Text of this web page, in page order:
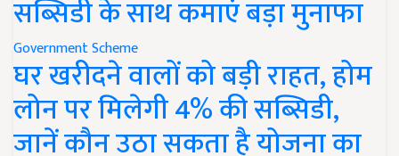
सब्सिडी के साथ कमाएं बड़ा मुनाफा
Government Scheme
घर खरीदने वालों को बड़ी राहत, होम
लोन पर मिलेगी 4% की सब्सिडी,
जानें कौन उठा सकता है योजना का